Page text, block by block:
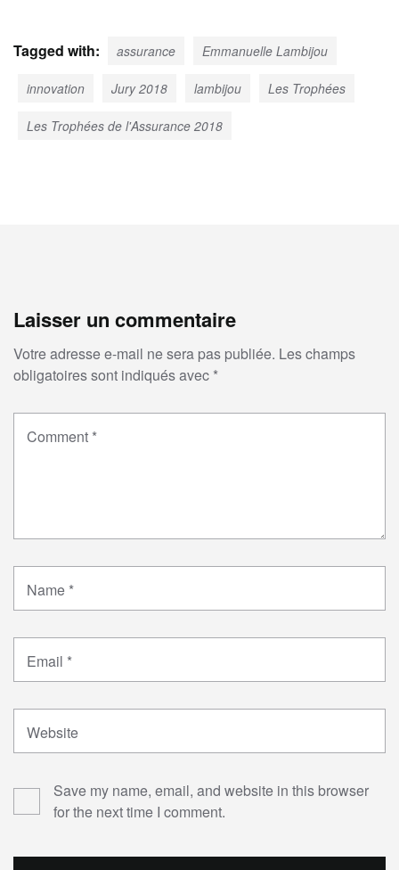
Tagged with: assurance Emmanuelle Lambijou
innovation Jury 2018 lambijou Les Trophées
Les Trophées de l'Assurance 2018
Laisser un commentaire
Votre adresse e-mail ne sera pas publiée. Les champs
obligatoires sont indiqués avec *
Comment *
Name *
Email *
Website
Save my name, email, and website in this browser
for the next time I comment.